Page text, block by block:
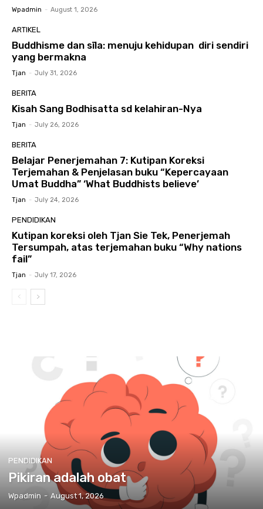
Wpadmin - August 1, 2026
ARTIKEL
Buddhisme dan sīla: menuju kehidupan diri sendiri
yang bermakna
Tjan - July 31, 2026
BERITA
Kisah Sang Bodhisatta sd kelahiran-Nya
Tjan - July 26, 2026
BERITA
Belajar Penerjemahan 7: Kutipan Koreksi
Terjemahan & Penjelasan buku “Kepercayaan
Umat Buddha” ‘What Buddhists believe’
Tjan - July 24, 2026
PENDIDIKAN
Kutipan koreksi oleh Tjan Sie Tek, Penerjemah
Tersumpah, atas terjemahan buku “Why nations
fail”
Tjan - July 17, 2026
PENDIDIKAN
Pikiran adalah obat
Wpadmin - August 1, 2026